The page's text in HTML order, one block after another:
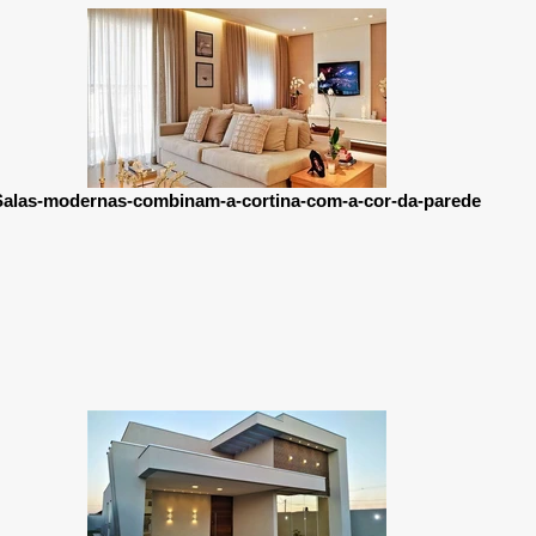
modernas-combinam-a-cortina-com-a-cor-da-parede